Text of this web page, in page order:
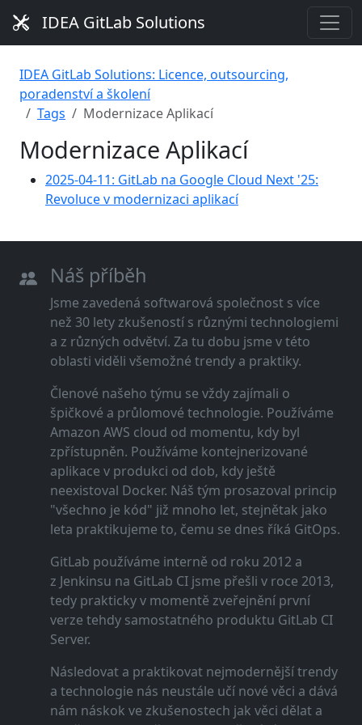
IDEA GitLab Solutions
IDEA GitLab Solutions: Licence, outsourcing,
poradenství a školení
Tags
Modernizace Aplikací
Modernizace Aplikací
2025-04-11: GitLab na Google Cloud Next '25:
Revoluce v modernizaci aplikací
Náš příběh
Jsme zavedená softwarová společnost s více
než 30 lety zkušeností s různými technologiemi
a z různých odvětví. Za tu dobu jsme v této
oblasti viděli všemožné trendy a praktiky.
Členové našeho týmu se vždy zajímali o
špičkové a průlomové technologie. Používáme
Amazon AWS cloud od momentu, kdy byl
zpřístupněn. Používáme kontejnerizované
aplikace v produkci od dob, kdy ještě
neexistoval Docker. Náš tým prosazoval princip
"všechno je kód" již mnoho let, stejnětak jako
leta praktikujeme to, čemu se dnes říká GitOps.
GitLab používáme interně od roku 2012 a
z Jenkinsu na GitLab CI jsme přešli v roce 2013,
tedy prakticky v momentě zveřejnění první
verze tehdy samostatného produktu GitLab CI
Server.
Následovat a praktikovat nejmodernější trendy
a technologie nás neustále učí nové věci a dává
nám náskok ve zkušenostech jak věci dělat a